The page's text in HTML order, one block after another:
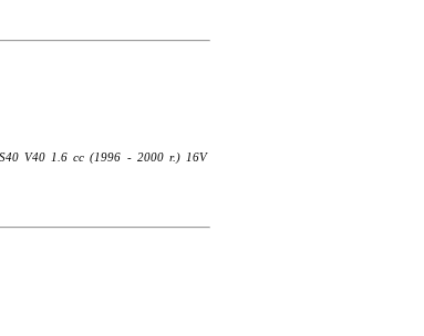
S40 V40 1.6 cc (1996 - 2000 r.) 16V